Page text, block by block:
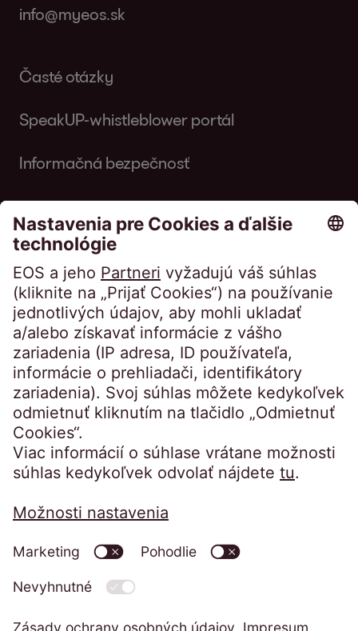
info@myeos.sk
Časté otázky
SpeakUP-whistleblower portál
Informačná bezpečnosť
Prístup na portál
Portál pre dlžníkov
Portál pre veriteľov